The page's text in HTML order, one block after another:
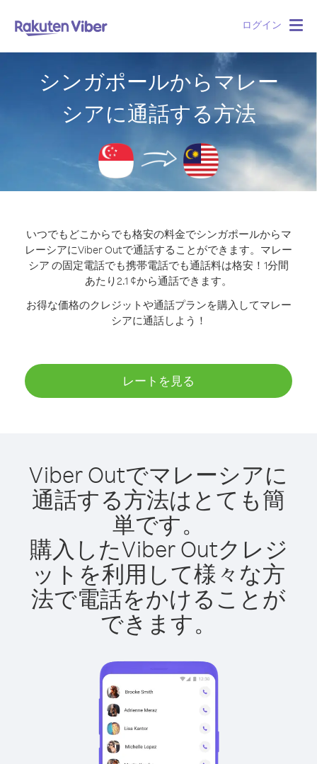
ログイン
シンガポールからマレー
シアに通話する方法
いつでもどこからでも格安の料金でシンガポールからマ
レーシアにViber Outで通話することができます。 マレー
シア の固定電話でも携帯電話でも通話料は格安！1分間
あたり2.1 ¢から通話できます。
お得な価格のクレジットや通話プランを購入してマレー
シアに通話しよう！
レートを見る
Viber Outでマレーシアに
通話する方法はとても簡
単です。
購入したViber Outクレジ
ットを利用して様々な方
法で電話をかけることが
できます。